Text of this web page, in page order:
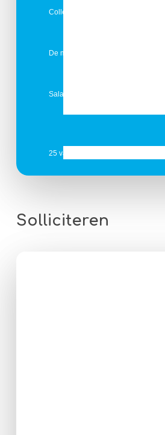
Collega’s die graag samen werken
De mogelijkheid om je te
Salaris en arbeidsvoorwaarden zijn
25 vakantiedagen
Solliciteren